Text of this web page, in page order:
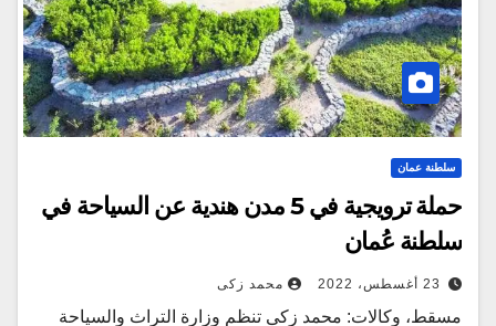
سلطنة عمان
حملة ترويجية في 5 مدن هندية عن السياحة في
سلطنة عُمان
23 أغسطس، 2022 محمد زكى
مسقط، وكالات: محمد زكى تنظم وزارة التراث والسياحة